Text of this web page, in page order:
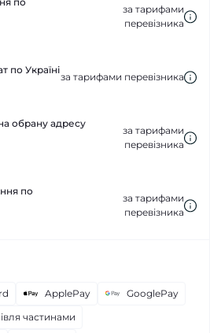
за тарифами
перевізника
по Україні
за тарифами перевізника
обрану адресу
за тарифами
перевізника
по
за тарифами
перевізника
ApplePay
GooglePay
частинами